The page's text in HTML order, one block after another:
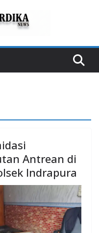
Antrean di
Indrapura